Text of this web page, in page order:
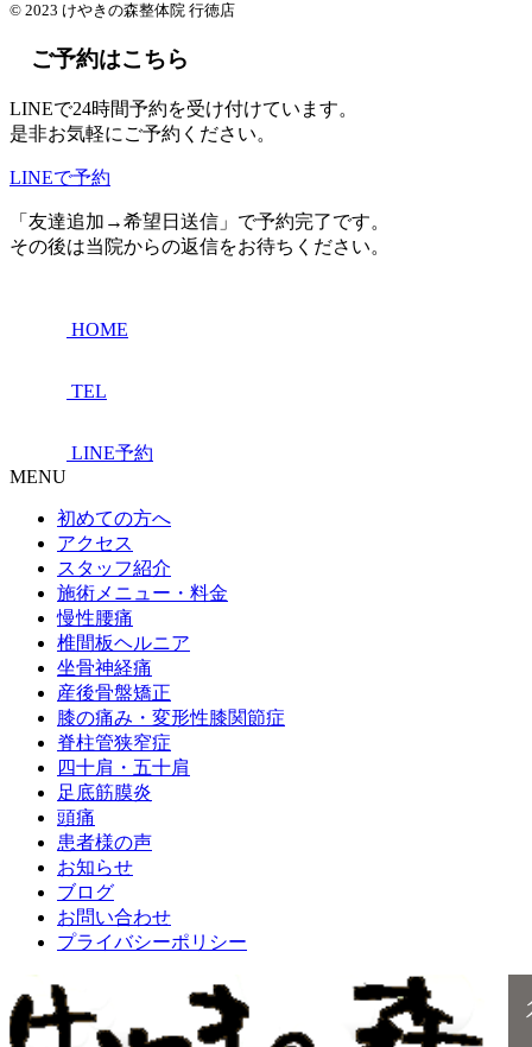
© 2023 けやきの森整体院 行徳店
ご予約はこちら
LINEで24時間予約を受け付けています。
是非お気軽にご予約ください。
LINEで予約
「友達追加→希望日送信」で予約完了です。
その後は当院からの返信をお待ちください。
HOME
TEL
LINE予約
MENU
初めての方へ
アクセス
スタッフ紹介
施術メニュー・料金
慢性腰痛
椎間板ヘルニア
坐骨神経痛
産後骨盤矯正
膝の痛み・変形性膝関節症
脊柱管狭窄症
四十肩・五十肩
足底筋膜炎
頭痛
患者様の声
お知らせ
ブログ
お問い合わせ
プライバシーポリシー